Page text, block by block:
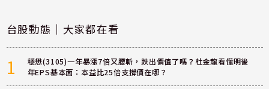
台股動態｜大家都在看
1
穩懋(3105)一年暴漲7倍又腰斬，跌出價值了嗎？杜金龍看懂明後
年EPS基本面：本益比25倍支撐價在哪？